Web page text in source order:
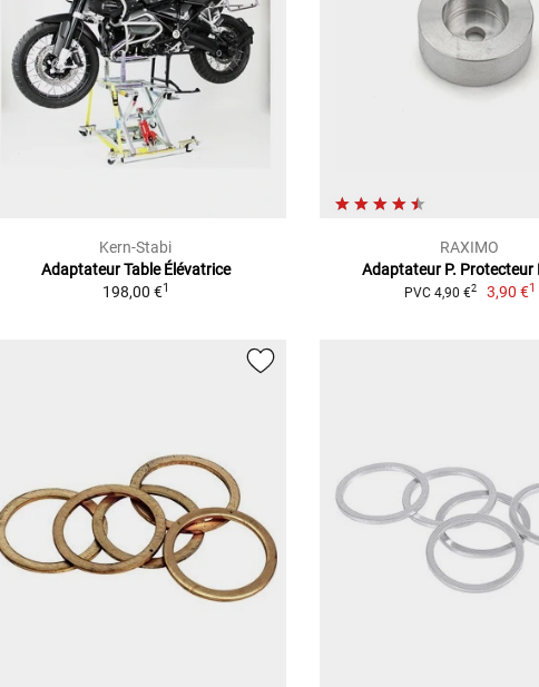
Kern-Stabi
Adaptateur Table Élévatrice
198,00 €1
RAXIMO
Adaptateur P. Protecteur
PVC 4,90 €2 3,90 €1